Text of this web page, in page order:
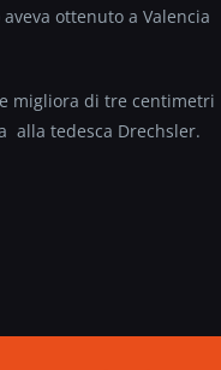
ottenuto a Valencia
migliora di tre centimetri
alla tedesca Drechsler.